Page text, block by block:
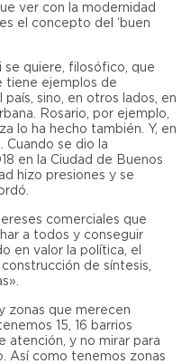
ver con la modernidad
el concepto del ‘buen
se quiere, filosófico, que
tiene ejemplos de
sino, en otros lados, en
Rosario, por ejemplo,
lo ha hecho también. Y, en
Cuando se dio la
en la Ciudad de Buenos
hizo presiones y se
comerciales que
a todos y conseguir
en valor la política, el
de síntesis,
zonas que merecen
15, 16 barrios
atención, y no mirar para
Así como tenemos zonas